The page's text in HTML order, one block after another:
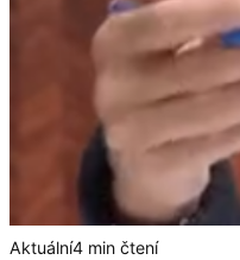
Aktuální4 min čtení